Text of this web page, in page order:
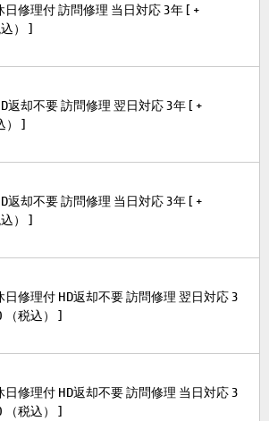
日修理付 訪問修理 当日対応 3年 [ +
） ]
返却不要 訪問修理 翌日対応 3年 [ +
） ]
返却不要 訪問修理 当日対応 3年 [ +
） ]
日修理付 HD返却不要 訪問修理 翌日対応 3
（税込） ]
日修理付 HD返却不要 訪問修理 当日対応 3
（税込） ]